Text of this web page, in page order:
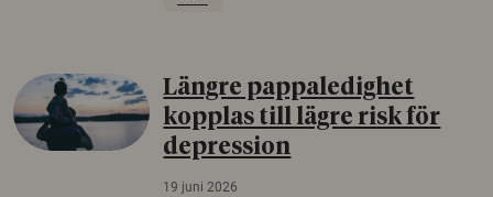
Längre pappaledighet
kopplas till lägre risk för
depression
19 juni 2026